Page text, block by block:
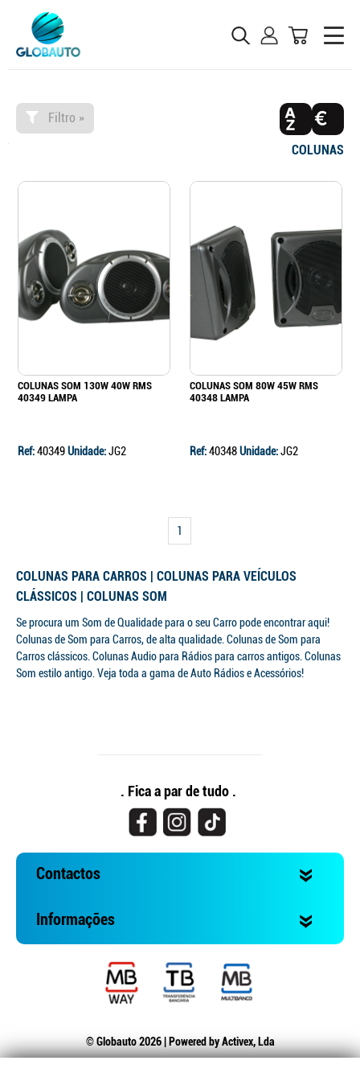
Filtro »
COLUNAS
COLUNAS SOM 130W 40W RMS
40349 LAMPA
Ref:40349Unidade:JG2
COLUNAS SOM 80W 45W RMS
40348 LAMPA
Ref:40348Unidade:JG2
1
COLUNAS PARA CARROS | COLUNAS PARA VEÍCULOS
CLÁSSICOS | COLUNAS SOM
Se procura um Som de Qualidade para o seu Carro pode encontrar aqui!
Colunas de Som para Carros, de alta qualidade. Colunas de Som para
Carros clássicos. Colunas Audio para Rádios para carros antigos. Colunas
Som estilo antigo. Veja toda a gama de Auto Rádios e Acessórios!
Continuar a comprar
Ir para o carrinho
. Fica a par de tudo .
Contactos
Informações
© Globauto 2026 | Powered byActivex, Lda